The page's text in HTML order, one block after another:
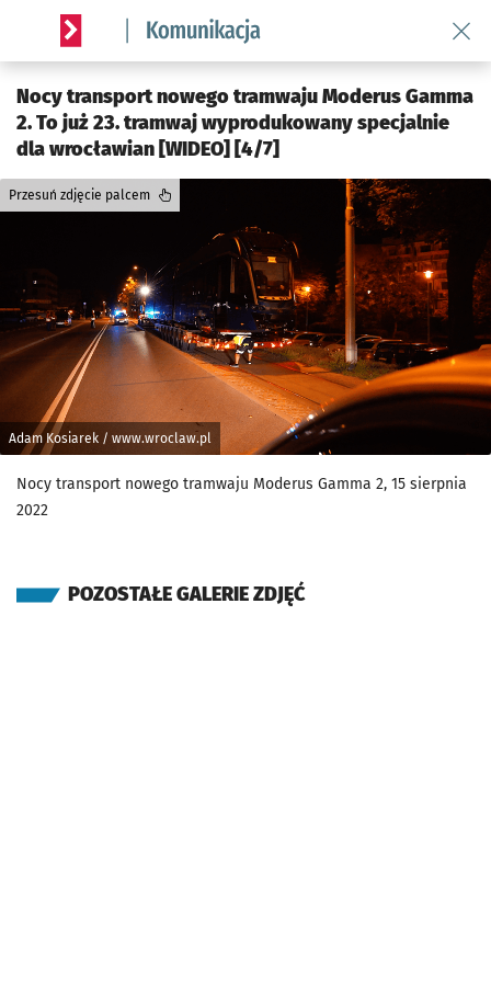
Serwis informacyjny wroclaw.pl podserwis: Komunikacja
Nocy transport nowego tramwaju Moderus Gamma
2. To już 23. tramwaj wyprodukowany specjalnie
dla wrocławian [WIDEO] [4/7]
Adam Kosiarek / www.wroclaw.pl
Przesuń zdjęcie palcem
Nocy transport nowego tramwaju Moderus Gamma 2, 15 sierpnia
2022
POZOSTAŁE GALERIE ZDJĘĆ